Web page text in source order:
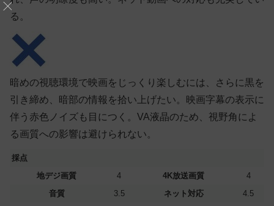
る。
暗めの視聴環境で映画をじっくり楽しむには、さらに黒を
引き締め、暗部の情報を拾い上げたい。映画字幕の表示に
伴う赤色ノイズも目につく。VA液晶のため、視野角によ
る画質への影響は避けられない。
採点
地デジ画質
4 4K放送画質
4
音質
3.5 ネット対応
4.5